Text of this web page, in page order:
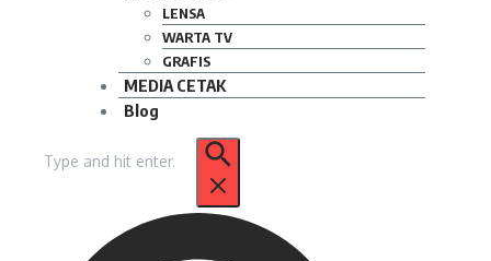
LENSA
WARTA TV
GRAFIS
MEDIA CETAK
Blog
untuk: